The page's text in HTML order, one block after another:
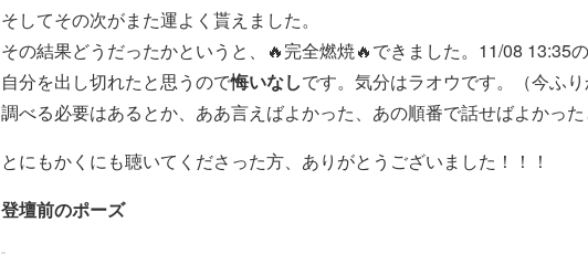
そしてその次がまた運よく貰えました。
その結果どうだったかというと、🔥完全燃焼🔥できました。11/08 13:35
自分を出し切れたと思うので悔いなしです。気分はラオウです。（今ふ
調べる必要はあるとか、ああ言えばよかった、あの順番で話せばよかった
とにもかくにも聴いてくださった方、ありがとうございました！！！
登壇前のポーズ